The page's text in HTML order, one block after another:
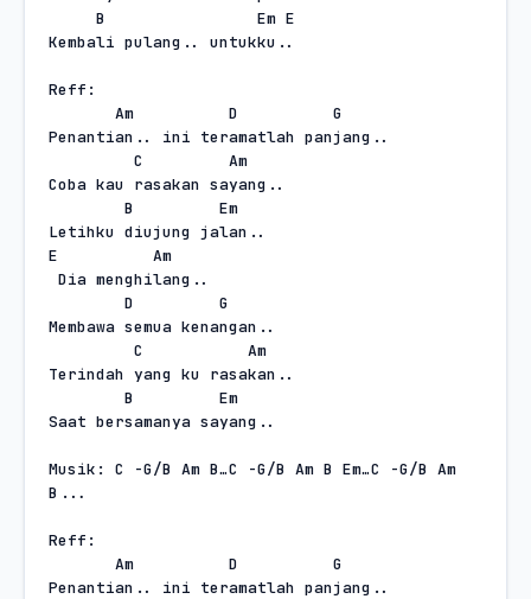
B
Em E
Kembali pulang.. untukku..
Reff:
Am
D
G
Penantian.. ini teramatlah panjang..
C
Am
Coba kau rasakan sayang..
B
Em
Letihku diujung jalan..
E
Am
Dia menghilang..
D
G
Membawa semua kenangan..
C
Am
Terindah yang ku rasakan..
B
Em
Saat bersamanya sayang..
Musik: C -G/B Am B…C -G/B Am B Em…C -G/B Am
B...
Reff:
Am
D
G
Penantian.. ini teramatlah panjang..